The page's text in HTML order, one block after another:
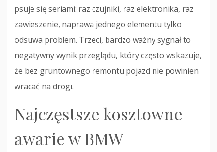
psuje się seriami: raz czujniki, raz elektronika, raz
zawieszenie, naprawa jednego elementu tylko
odsuwa problem. Trzeci, bardzo ważny sygnał to
negatywny wynik przeglądu, który często wskazuje,
że bez gruntownego remontu pojazd nie powinien
wracać na drogi.
Najczęstsze kosztowne
awarie w BMW